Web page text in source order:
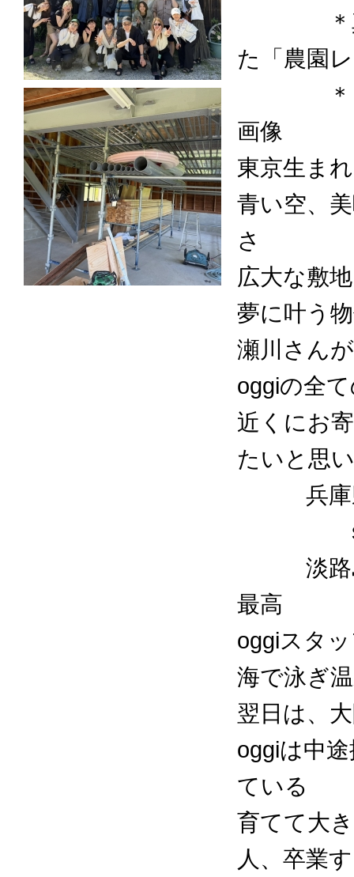
＊真ん
た「農園
＊３枚
画像
東京生ま
青い空、
さ
広大な敷
夢に叶う
瀬川さん
oggiの全
近くにお
たいと思
兵庫県
淡路島
最高
oggiスタ
海で泳ぎ
翌日は、
oggiは中
ている
育てて大
人、卒業